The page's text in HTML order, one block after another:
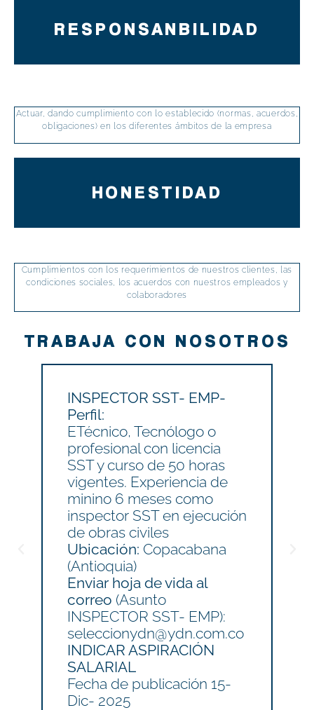
RESPONSANBILIDAD
Actuar, dando cumplimiento con lo establecido (normas, acuerdos,
obligaciones) en los diferentes ámbitos de la empresa
HONESTIDAD
Cumplimientos con los requerimientos de nuestros clientes, las
condiciones sociales, los acuerdos con nuestros empleados y
colaboradores
TRABAJA CON NOSOTROS
INSPECTOR SST- EMP-
Perfil:
ETécnico, Tecnólogo o
profesional con licencia
SST y curso de 50 horas
vigentes. Experiencia de
minino 6 meses como
inspector SST en ejecución
de obras civiles
Ubicación: Copacabana
(Antioquia)
Enviar hoja de vida al
correo (Asunto
INSPECTOR SST- EMP):
seleccionydn@ydn.com.co
INDICAR ASPIRACIÓN
SALARIAL
Fecha de publicación 15-
Dic- 2025